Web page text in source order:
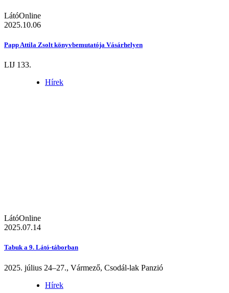
LátóOnline
2025.10.06
Papp Attila Zsolt könyvbemutatója Vásárhelyen
LIJ 133.
Hírek
LátóOnline
2025.07.14
Tabuk a 9. Látó-táborban
2025. július 24–27., Vármező, Csodál-lak Panzió
Hírek